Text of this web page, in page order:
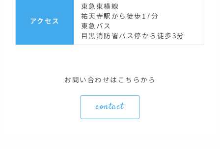
アクセス
東急東横線
祐天寺駅から徒歩17分
東急バス
目黒消防署バス停から徒歩3分
お問い合わせはこちらから
contact